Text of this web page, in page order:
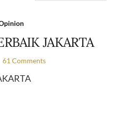
JAKARTA
61 Comments